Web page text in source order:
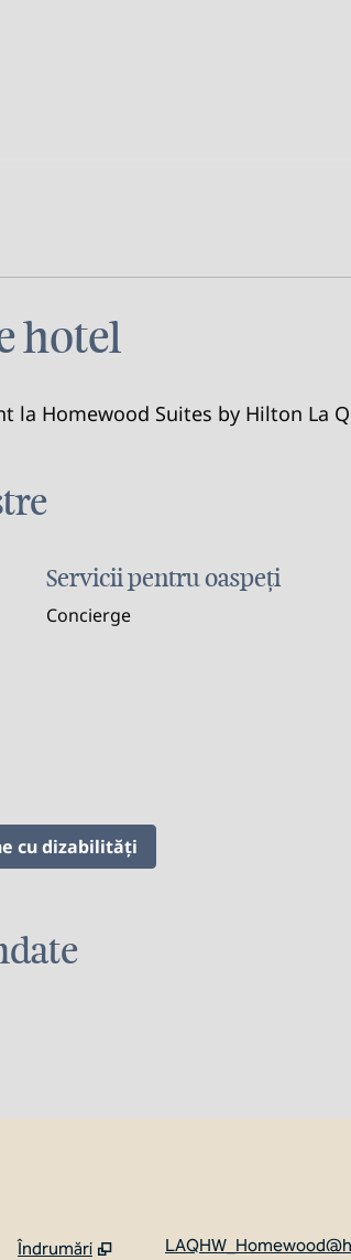
hotel
la Homewood Suites by Hilton La
Servicii pentru oaspeți
Concierge
cu dizabilităţi
Îndrumări